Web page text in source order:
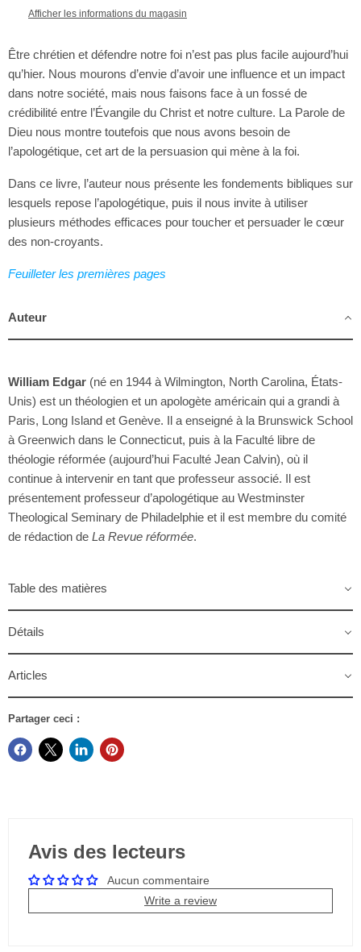
Afficher les informations du magasin
Être chrétien et défendre notre foi n’est pas plus facile aujourd’hui
qu’hier. Nous mourons d’envie d’avoir une influence et un impact
dans notre société, mais nous faisons face à un fossé de
crédibilité entre l’Évangile du Christ et notre culture. La Parole de
Dieu nous montre toutefois que nous avons besoin de
l’apologétique, cet art de la persuasion qui mène à la foi.
Dans ce livre, l’auteur nous présente les fondements bibliques sur
lesquels repose l’apologétique, puis il nous invite à utiliser
plusieurs méthodes efficaces pour toucher et persuader le cœur
des non-croyants.
Feuilleter les premières pages
Auteur
William Edgar (né en 1944 à Wilmington, North Carolina, États-
Unis) est un théologien et un apologète américain qui a grandi à
Paris, Long Island et Genève. Il a enseigné à la Brunswick School
à Greenwich dans le Connecticut, puis à la Faculté libre de
théologie réformée (aujourd’hui Faculté Jean Calvin), où il
continue à intervenir en tant que professeur associé. Il est
présentement professeur d’apologétique au Westminster
Theological Seminary de Philadelphie et il est membre du comité
de rédaction de La Revue réformée.
Table des matières
Détails
Articles
Partager ceci :
Avis des lecteurs
Aucun commentaire
Write a review